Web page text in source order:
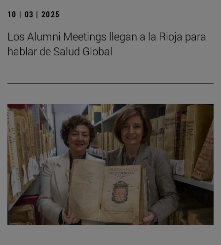
10 | 03 | 2025
Los Alumni Meetings llegan a la Rioja para
hablar de Salud Global